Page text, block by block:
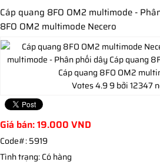
Cáp quang 8FO OM2 multimode -
8FO OM2 multimode Necero
Cáp quang 8FO OM2
Votes4.99bởi 12347
Giá bán:19.000 VND
Code#:5919
Tình trạng:Có hàng